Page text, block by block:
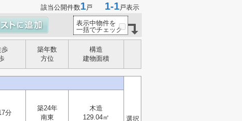
該当公開件数1戸 1-1戸表示
表示中物件を
一括でチェック
歩
築年数
方位
構造
建物面積
選択
分
築24年
南東
木造
129.04㎡